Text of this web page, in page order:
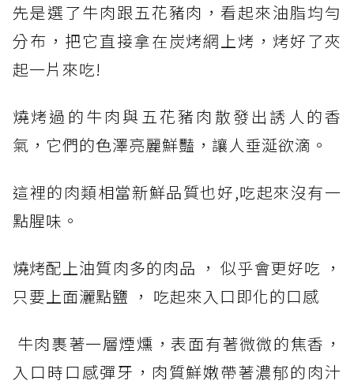
先是選了牛肉跟五花豬肉，看起來油脂均勻
分布，把它直接拿在炭烤網上烤，烤好了夾
起一片來吃!
燒烤過的牛肉與五花豬肉散發出誘人的香
氣，它們的色澤亮麗鮮豔，讓人垂涎欲滴。
這裡的肉類相當新鮮品質也好,吃起來沒有一
點腥味。
燒烤配上油質肉多的肉品 ， 似乎會更好吃 ，
只要上面灑點鹽 ， 吃起來入口即化的口感
牛肉裹著一層煙燻，表面有著微微的焦香，
入口時口感彈牙，肉質鮮嫩帶著濃郁的肉汁